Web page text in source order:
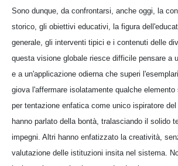
Sono dunque, da confrontarsi, anche oggi, la
storico, gli obiettivi educativi, la figura
generale, gli interventi tipici e i contenuti delle
questa visione globale riesce difficile pensare a
e a un'applicazione odierna che superi
giova l'affermare isolatamente qualche
per tentazione enfatica come unico ispiratore
hanno parlato della bontà, tralasciando il solido
impegni. Altri hanno enfatizzato la creatività,
valutazione delle istituzioni insita nel sistema.